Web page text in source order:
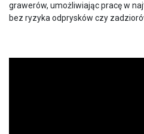
grawerów, umożliwiając pracę w
bez ryzyka odprysków czy